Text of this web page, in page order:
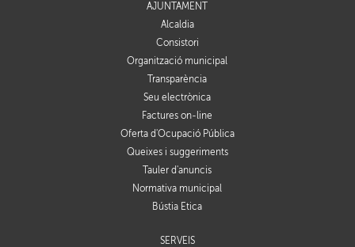
AJUNTAMENT
Alcaldia
Consistori
Organització municipal
Transparència
Seu electrònica
Factures on-line
Oferta d'Ocupació Pública
Queixes i suggeriments
Tauler d'anuncis
Normativa municipal
Bústia Ètica
SERVEIS